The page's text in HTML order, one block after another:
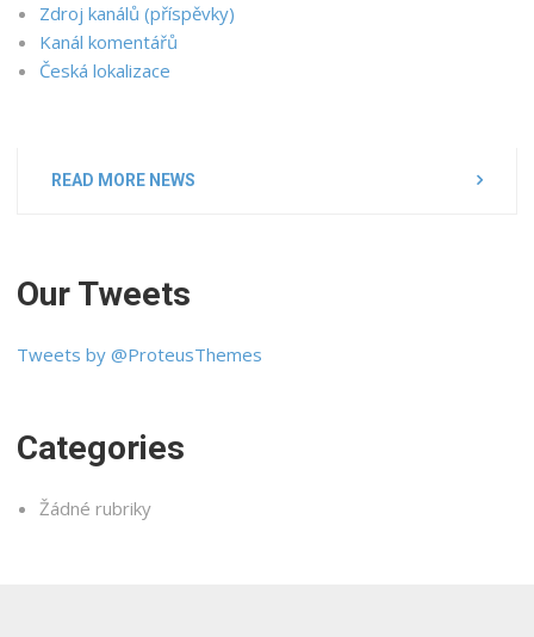
Zdroj kanálů (příspěvky)
Kanál komentářů
Česká lokalizace
READ MORE NEWS
Our Tweets
Tweets by @ProteusThemes
Categories
Žádné rubriky